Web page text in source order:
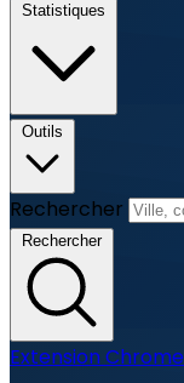
Statistiques
Outils
Rechercher
Rechercher
Extension Chrome